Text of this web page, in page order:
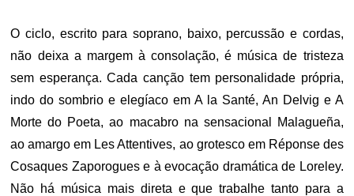
O ciclo, escrito para soprano, baixo, percussão e cordas,
não deixa a margem à consolação, é música de tristeza
sem esperança. Cada canção tem personalidade própria,
indo do sombrio e elegíaco em A la Santé, An Delvig e A
Morte do Poeta, ao macabro na sensacional Malagueña,
ao amargo em Les Attentives, ao grotesco em Réponse des
Cosaques Zaporogues e à evocação dramática de Loreley.
Não há música mais direta e que trabalhe tanto para a